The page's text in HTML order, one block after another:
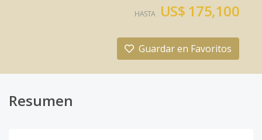
HASTA US$ 175,100
Guardar en Favoritos
Resumen